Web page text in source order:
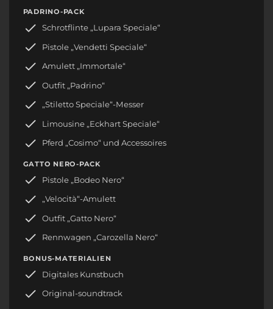
PADRINO-PACK
Schrotflinte „Lupara Speciale“
Pistole „Vendetti Speciale“
Amulett „Immortale“
Outfit „Padrino“
„Stiletto Speciale“-Messer
Limousine „Eckhart Speciale“
Pferd „Cosimo“ und Accessoires
GATTO NERO-PACK
Pistole „Bodeo Nero“
„Velocità“-Amulett
Outfit „Gatto Nero“
Rennwagen „Carozella Nero“
BONUS-MATERIALIEN
Digitales Kunstbuch
Original-soundtrack